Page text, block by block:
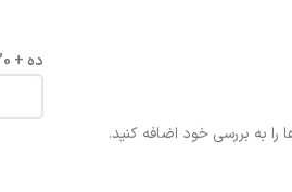
ده + 20 =
را به بررسی خود اضافه کنید.